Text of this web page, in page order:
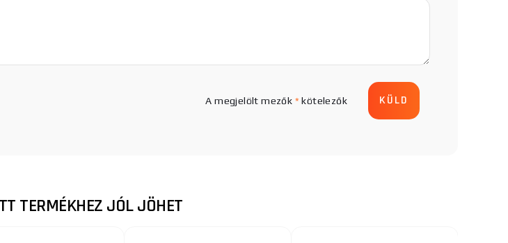
A megjelölt mezők * kötelezők
TERMÉKHEZ JÓL JÖHET